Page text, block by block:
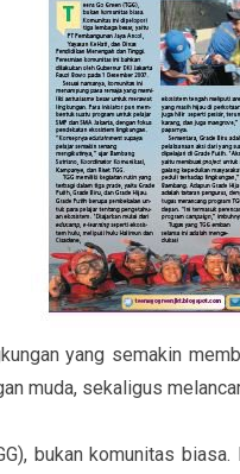
yang semakin
muda, sekaligus
bukan komunitas